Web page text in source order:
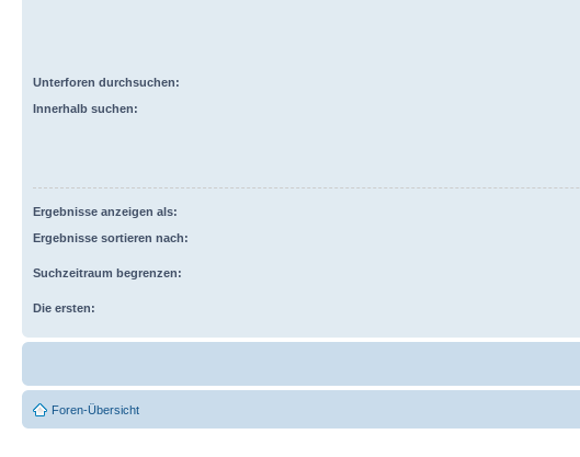
Unterforen durchsuchen:
Innerhalb suchen:
Ergebnisse anzeigen als:
Ergebnisse sortieren nach:
Suchzeitraum begrenzen:
Die ersten:
Foren-Übersicht